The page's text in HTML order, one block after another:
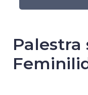
Palestra